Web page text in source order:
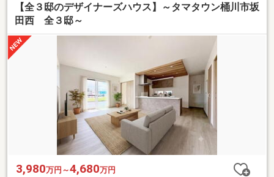
【全３邸のデザイナーズハウス】～タマタウン桶川市坂
田西 全３邸～
3,980万円～4,680万円